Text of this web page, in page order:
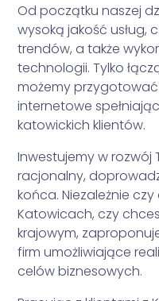
Od początku naszej
wysoką jakość usług,
trendów, a także
technologii. Tylko
możemy
internetowe
katowickich klientów.
Inwestujemy w
racjonalny,
końca. Niezależnie czy
Katowicach, czy
krajowym,
firm umożliwiające
celów biznesowych.